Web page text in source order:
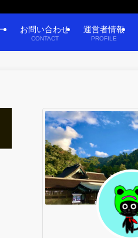
お問い合わせ
CONTACT
運営者情報
PROFILE